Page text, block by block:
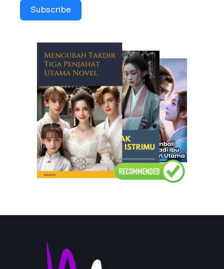
Subscribe